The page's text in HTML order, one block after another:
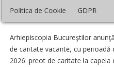
Politica de Cookie GDPR
Data: 04 Iunie 2026
Arhiepiscopia Bucureştilor
de caritate vacante, cu perioadă
2026: preot de caritate la capela